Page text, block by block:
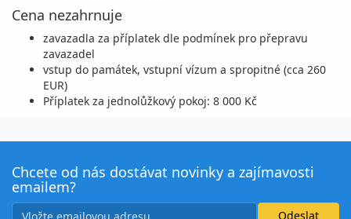
Cena nezahrnuje
zavazadla za příplatek dle podmínek pro přepravu
zavazadel
vstup do památek, vstupní vízum a spropitné (cca 260
EUR)
Příplatek za jednolůžkový pokoj: 8 000 Kč
Chcete od nás dostávat novinky a zajímavosti
emailem?